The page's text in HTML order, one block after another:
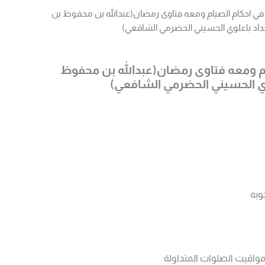
في احكام الصيام ومعه فتاوى رمضان(عبدالله بن محفوظ بن
باعلوي الحسيني الحضرمي الشافعي)
ومعه فتاوى رمضان(عبدالله بن محفوظ
الحسيني الحضرمي الشافعي)